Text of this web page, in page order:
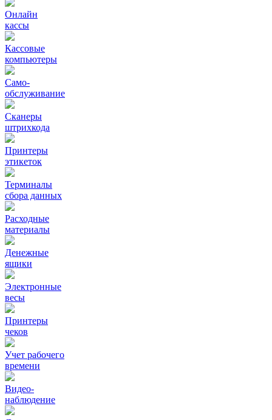
Онлайн
кассы
Кассовые
компьютеры
Само-
обслуживание
Сканеры
штрихкода
Принтеры
этикеток
Терминалы
сбора данных
Расходные
материалы
Денежные
ящики
Электронные
весы
Принтеры
чеков
Учет рабочего
времени
Видео‑
наблюдение